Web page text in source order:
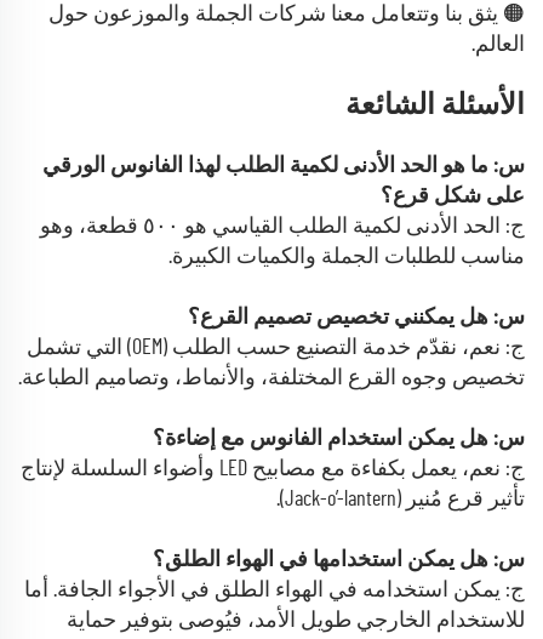
🟠 يثق بنا وتتعامل معنا شركات الجملة والموزعون حول
العالم.
الأسئلة الشائعة
س: ما هو الحد الأدنى لكمية الطلب لهذا الفانوس الورقي
على شكل قرع؟
ج: الحد الأدنى لكمية الطلب القياسي هو ٥٠٠ قطعة، وهو
مناسب للطلبات الجملة والكميات الكبيرة.
س: هل يمكنني تخصيص تصميم القرع؟
ج: نعم، نقدّم خدمة التصنيع حسب الطلب (OEM) التي تشمل
تخصيص وجوه القرع المختلفة، والأنماط، وتصاميم الطباعة.
س: هل يمكن استخدام الفانوس مع إضاءة؟
ج: نعم، يعمل بكفاءة مع مصابيح LED وأضواء السلسلة لإنتاج
تأثير قرع مُنير (Jack-o’-lantern).
س: هل يمكن استخدامها في الهواء الطلق؟
ج: يمكن استخدامه في الهواء الطلق في الأجواء الجافة. أما
للاستخدام الخارجي طويل الأمد، فيُوصى بتوفير حماية